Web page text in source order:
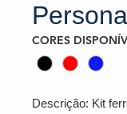
CORES
Descrição: Kit